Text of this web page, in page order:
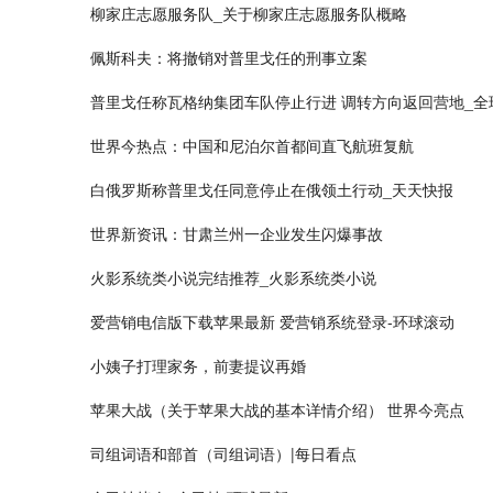
柳家庄志愿服务队_关于柳家庄志愿服务队概略
佩斯科夫：将撤销对普里戈任的刑事立案
普里戈任称瓦格纳集团车队停止行进 调转方向返回营地_
世界今热点：中国和尼泊尔首都间直飞航班复航
白俄罗斯称普里戈任同意停止在俄领土行动_天天快报
世界新资讯：甘肃兰州一企业发生闪爆事故
火影系统类小说完结推荐_火影系统类小说
爱营销电信版下载苹果最新 爱营销系统登录-环球滚动
小姨子打理家务，前妻提议再婚
苹果大战（关于苹果大战的基本详情介绍） 世界今亮点
司组词语和部首（司组词语）|每日看点